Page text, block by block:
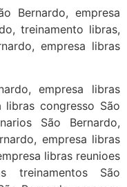
Bernardo, empresa
treinamento libras,
empresa libras
empresa libras
libras congresso São
São Bernardo,
empresa libras
libras reunioes
treinamentos São